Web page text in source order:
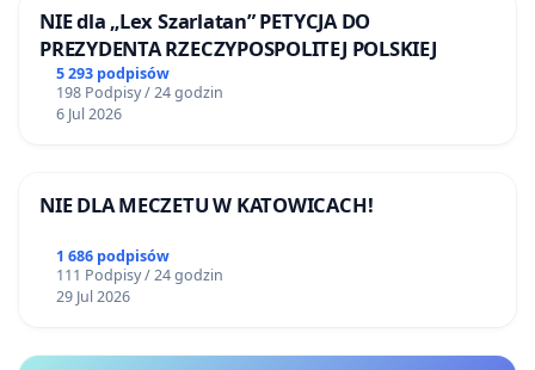
NIE dla „Lex Szarlatan” PETYCJA DO
PREZYDENTA RZECZYPOSPOLITEJ POLSKIEJ
5 293 podpisów
198 Podpisy / 24 godzin
6 Jul 2026
NIE DLA MECZETU W KATOWICACH!
1 686 podpisów
111 Podpisy / 24 godzin
29 Jul 2026